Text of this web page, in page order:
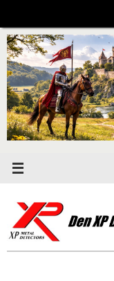
Inhalt
springen